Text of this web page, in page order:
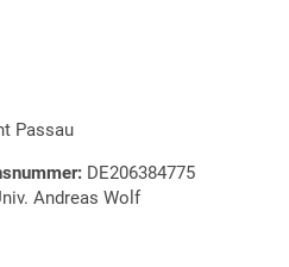
Passau
DE206384775
Andreas Wolf